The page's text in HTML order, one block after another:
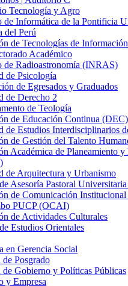
Tecnología y Agro
de Informática de la Pontificia
del Perú
de Tecnologías de Información
Académico
de Radioastronomía (INRAS)
de Psicología
de Egresados y Graduados
de Derecho 2
de Teología
de Educación Continua (DEC)
de Estudios Interdisciplinarios
de Gestión del Talento
Académica de Planeamiento y
de Arquitectura y Urbanismo
Asesoría Pastoral
de Comunicación
PUCP (OCAI)
de Actividades Culturales
Estudios Orientales
en Gerencia Social
de Posgrado
de Gobierno y Políticas Públicas
y Empresa